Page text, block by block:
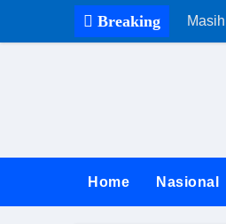
Breaking
Home Nasional